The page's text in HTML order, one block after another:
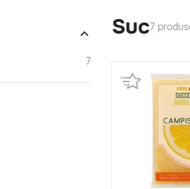
7
Suc7